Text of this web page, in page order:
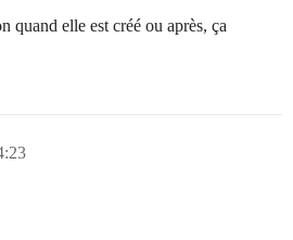
quand elle est créé ou après, ça